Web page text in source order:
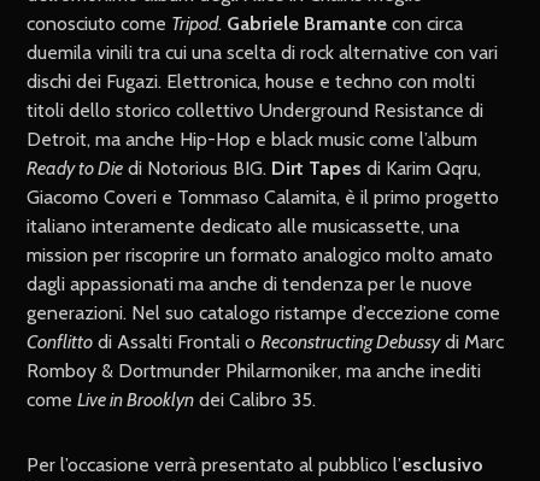
conosciuto come Tripod. Gabriele Bramante con circa
duemila vinili tra cui una scelta di rock alternative con vari
dischi dei Fugazi. Elettronica, house e techno con molti
titoli dello storico collettivo Underground Resistance di
Detroit, ma anche Hip-Hop e black music come l’album
Ready to Die di Notorious BIG. Dirt Tapes di Karim Qqru,
Giacomo Coveri e Tommaso Calamita, è il primo progetto
italiano interamente dedicato alle musicassette, una
mission per riscoprire un formato analogico molto amato
dagli appassionati ma anche di tendenza per le nuove
generazioni. Nel suo catalogo ristampe d’eccezione come
Conflitto di Assalti Frontali oReconstructing Debussydi Marc
Romboy & Dortmunder Philarmoniker, ma anche inediti
comeLive in Brooklyn dei Calibro 35.
Per l’occasione verrà presentato al pubblico l’esclusivo